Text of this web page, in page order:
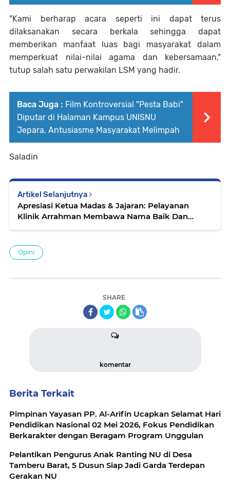
"Kami berharap acara seperti ini dapat terus
dilaksanakan secara berkala sehingga dapat
memberikan manfaat luas bagi masyarakat dalam
memperkuat nilai-nilai agama dan kebersamaan,"
tutup salah satu perwakilan LSM yang hadir.
Baca Juga : Film Kontroversial "Pesta Babi"
Diputar di Halaman Kampus UNISNU
Jepara, Antusiasme Masyarakat Melimpah
Saladin
Artikel Selanjutnya
Apresiasi Ketua Madas & Jajaran: Pelayanan
Klinik Arrahman Membawa Nama Baik Dan
Opini
SHARE
komentar
Berita Terkait
Pimpinan Yayasan PP. Al-Arifin Ucapkan Selamat Hari
Pendidikan Nasional 02 Mei 2026, Fokus Pendidikan
Berkarakter dengan Beragam Program Unggulan
Pelantikan Pengurus Anak Ranting NU di Desa
Tamberu Barat, 5 Dusun Siap Jadi Garda Terdepan
Gerakan NU